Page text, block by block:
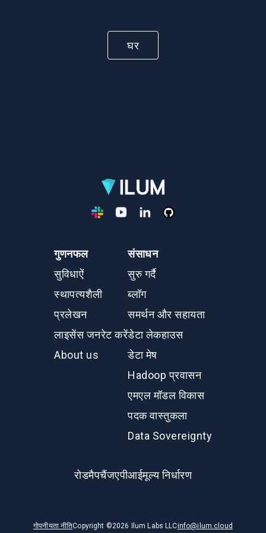
घर
गुणनफल
सुविधाऐं
स्‍थापत्‍यशैली
प्रलेखन
लाइसेंस जनरेट करें
About us
संसाधन
सुरु गर्दै
ब्लॉग
समर्थन और सहायता
डेटा लेकहाउस
डेटा मेष
Hadoop प्रवासन
एमएल मॉडल विकास
पदक वास्तुकला
Data Sovereignty
रोडमैपचैंजएपीआईमूल्य निर्धारण
गोपनीयता नीतिCopyright ©2026 Ilum Labs LLCinfo@ilum.cloud